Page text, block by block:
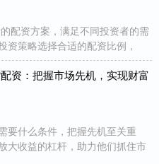
配资方案，满足不同投资者的需
资策略选择合适的配资比例，
资：把握市场先机，实现财富
要什么条件，把握先机至关重
大收益的杠杆，助力他们抓住市